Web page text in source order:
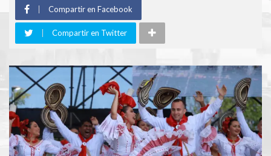
Compartir en Facebook
Compartir en Twitter